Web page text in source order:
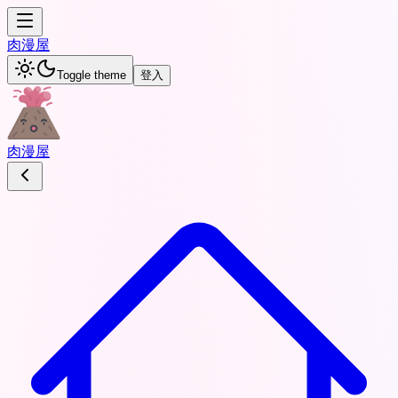
肉漫屋
Toggle theme 登入
肉漫屋